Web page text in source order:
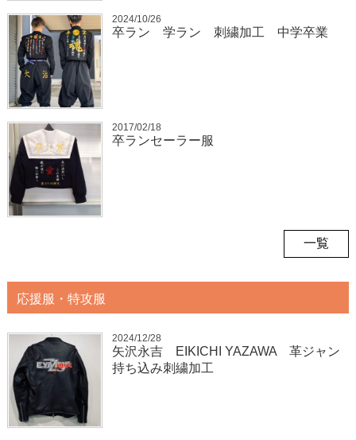
2024/10/26
卒ラン 学ラン 刺繍加工 中学卒業
2017/02/18
卒ランセーラー服
一覧
応援服・特攻服
2024/12/28
矢沢永吉 EIKICHI YAZAWA 革ジャン
持ち込み刺繍加工